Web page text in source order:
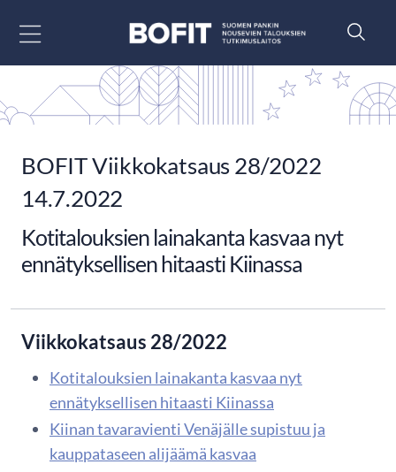
BOFIT Viikkokatsaus 28/2022
14.7.2022
Kotitalouksien lainakanta kasvaa nyt
ennätyksellisen hitaasti Kiinassa
Viikkokatsaus 28/2022
Kotitalouksien lainakanta kasvaa nyt
ennätyksellisen hitaasti Kiinassa
Kiinan tavaravienti Venäjälle supistuu ja
kauppataseen alijäämä kasvaa